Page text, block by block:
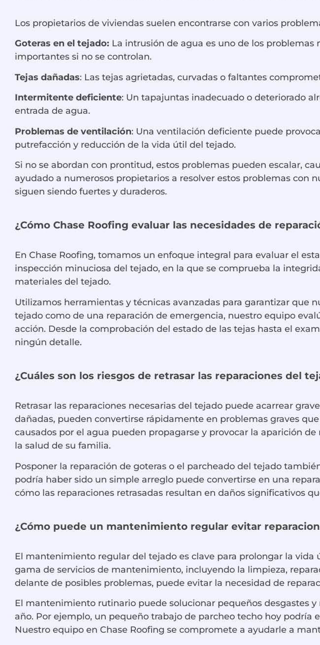
Los propietarios de viviendas suelen encontrarse con varios
Goteras en el tejado: La intrusión de agua es uno de los
importantes si no se controlan.
Tejas dañadas: Las tejas agrietadas, curvadas o faltantes
Intermitente deficiente: Un tapajuntas inadecuado o deteriorado
entrada de agua.
Problemas de ventilación: Una ventilación deficiente puede
putrefacción y reducción de la vida útil del tejado.
Si no se abordan con prontitud, estos problemas pueden escalar,
ayudado a numerosos propietarios a resolver estos problemas con
siguen siendo fuertes y duraderos.
¿Cómo Chase Roofing evaluar las necesidades de
En Chase Roofing, tomamos un enfoque integral para evaluar el
inspección minuciosa del tejado, en la que se comprueba la
materiales del tejado.
Utilizamos herramientas y técnicas avanzadas para garantizar que
tejado como de una reparación de emergencia, nuestro equipo
acción. Desde la comprobación del estado de las tejas hasta el
ningún detalle.
¿Cuáles son los riesgos de retrasar las reparaciones del
Retrasar las reparaciones necesarias del tejado puede acarrear
dañadas, pueden convertirse rápidamente en problemas graves
causados por el agua pueden propagarse y provocar la aparición
la salud de su familia.
Posponer la reparación de goteras o el parcheado del tejado
podría haber sido un simple arreglo puede convertirse en una
cómo las reparaciones retrasadas resultan en daños significativos
¿Cómo puede un mantenimiento regular evitar
El mantenimiento regular del tejado es clave para prolongar la
gama de servicios de mantenimiento, incluyendo la limpieza,
delante de posibles problemas, puede evitar la necesidad de
El mantenimiento rutinario puede solucionar pequeños desgastes
año. Por ejemplo, un pequeño trabajo de parcheo techo hoy
Nuestro equipo en Chase Roofing se compromete a ayudarle a